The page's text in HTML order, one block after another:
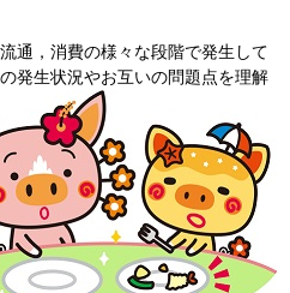
通，消費の様々な段階で発生して
発生状況やお互いの問題点を理解